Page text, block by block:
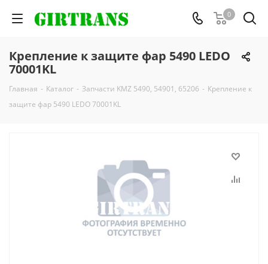
0
Крепление к защите фар 5490 LEDO
70001KL
Главная - Каталог - Запчасти KMZ 5490, 54901, 65206 - Крепление к
защите фар 5490 LEDO 70001KL